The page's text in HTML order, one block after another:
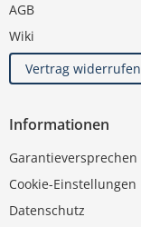
AGB
Wiki
Vertrag widerrufen
Informationen
Garantieversprechen
Cookie-Einstellungen
Datenschutz